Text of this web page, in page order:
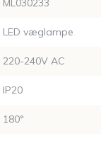
ML030233
LED væglampe
220-240V AC
IP20
180°